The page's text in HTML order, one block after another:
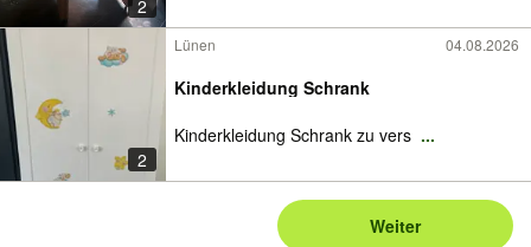
2
2
Lünen 04.08.2026
Kinderkleidung Schrank
Kinderkleidung Schrank zu vers ...
Weiter